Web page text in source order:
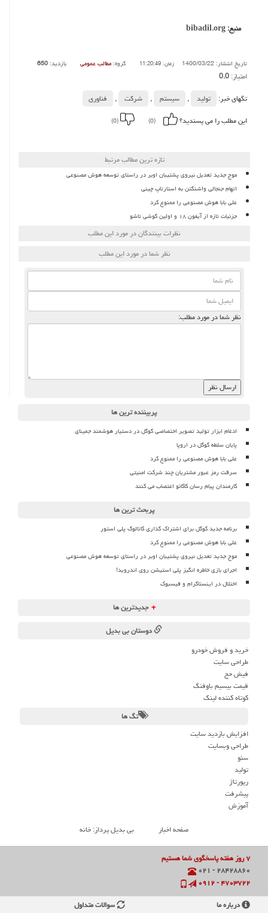
منبع:bibadil.org
تاریخ انتشار: 1400/03/22 زمان: 11:20:49 گروه: مطالب عمومی بازدید: 650
امتیاز:0.0
تگهای خبر:
تولید , سیستم , شركت ,
فناوری
این مطلب را می پسندید؟
(0)
(0)
تازه ترین مطالب مرتبط
موج جدید تعدیل نیروی پشتیبان اوبر در راستای توسعه هوش مصنوعی
اتهام جنجالی واشنگتن به استارتاپ چینی
علی بابا هوش مصنوعی را ممنوع کرد
جزئیات تازه از آیفون ۱۸ و اولین گوشی تاشو
نظرات بینندگان در مورد این مطلب
نظر شما در مورد این مطلب
نظر شما در مورد مطلب:
پربیننده ترین ها
ادغام ابزار تولید تصویر اختصاصی گوگل در دستیار هوشمند جمینای
پایان سلطه گوگل در اروپا
علی بابا هوش مصنوعی را ممنوع کرد
سرقت رمز عبور مشتریان چند شرکت امنیتی
کارمندان پیام رسان کاکائو اعتصاب می کنند
پربحث ترین ها
برنامه جدید گوگل برای اشتراک گذاری کاتالوگ پلی استور
علی بابا هوش مصنوعی را ممنوع کرد
موج جدید تعدیل نیروی پشتیبان اوبر در راستای توسعه هوش مصنوعی
اجرای بازی خاطره انگیز پلی استیشن روی اندروید!
اختلال در اینستاگرام و فیسبوک
+ جدیدترین ها
دوستان بی بدیل
خرید و فروش خودرو
طراحی سایت
فیش حج
قیمت بیسیم باوفنگ
کوتاه کننده لینک
تگ ها
افزایش بازدید سایت
طراحی وبسایت
سئو
تولید
رپورتاژ
پیشرفت
آموزش
صفحه اخبار
بی بدیل پرداز: خانه
۷ روز هفته پاسخگوی شما هستیم
۲۸۴۲۸۸۶۰ - ۰۲۱
۴۷۰۳۷۲۲ - ۰۹۱۲
درباره ما
سوالات متداول